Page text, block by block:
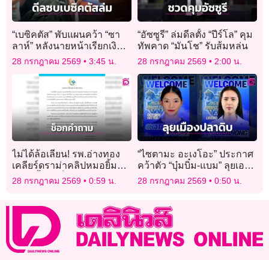
“เบซิคตัส” พับแผนคว้า “ซา
ลาห์” หลังนายหน้าเรียกเงิน
สูงเกิน
28 กรกฎาคม 2569 3:45 น.
“อัซซูรี” ล่มดีลตั้ง “ปีร์โล” คุม
ทัพคาด “มันโช” รับส้มหล่น
28 กรกฎาคม 2569 2:00 น.
ไม่ได้ล้อเลียน! รพ.อ่างทอง
เคลียร์ดราม่าคลิปหมอยิ้ม
แถลงย้ำแค่ช็อกคำถามนัก
28 กรกฎาคม 2569 0:59 น.
“ไซตามะ อะเงโอะ” ประกาศ
คว้าตัว “บุ๋มบิ๋ม-แบม” ลุยเอ
สวี.ลีก
28 กรกฎาคม 2569 0:50 น.